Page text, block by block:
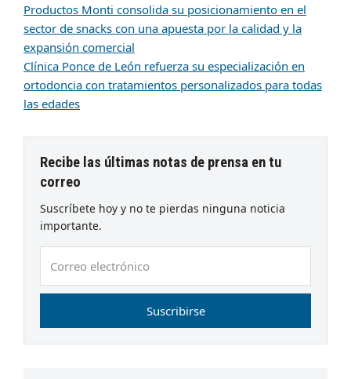
Productos Monti consolida su posicionamiento en el
sector de snacks con una apuesta por la calidad y la
expansión comercial
Clínica Ponce de León refuerza su especialización en
ortodoncia con tratamientos personalizados para todas
las edades
Recibe las últimas notas de prensa en tu
correo
Suscríbete hoy y no te pierdas ninguna noticia
importante.
electrónico
Suscribirse